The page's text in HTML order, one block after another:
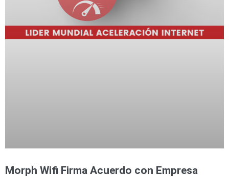
Morph Wifi Firma Acuerdo con Empresa